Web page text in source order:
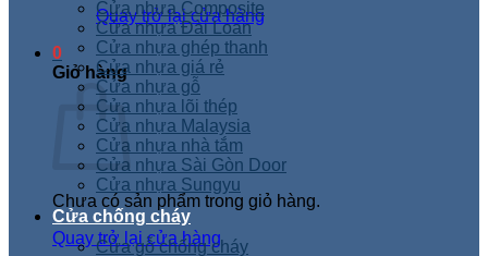
Quay trở lại cửa hàng
0
Giỏ hàng
Chưa có sản phẩm trong giỏ hàng.
Quay trở lại cửa hàng
Cửa nhựa Composite
Cửa nhựa Đài Loan
Cửa nhựa ghép thanh
Cửa nhựa giá rẻ
Cửa nhựa gỗ
Cửa nhựa lõi thép
Cửa nhựa Malaysia
Cửa nhựa nhà tắm
Cửa nhựa Sài Gòn Door
Cửa nhựa Sungyu
Cửa chống cháy
Cửa gỗ chống cháy